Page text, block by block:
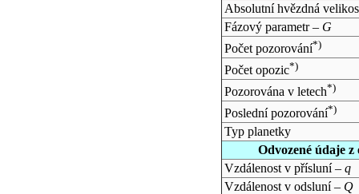
Absolutní hvězdná
Fázový parametr – G
Počet pozorování*)
Počet opozic*)
Pozorována v letech*)
Poslední pozorování*)
Typ planetky
Odvozené údaje
Vzdálenost v přísluní – q
Vzdálenost v odsluní – Q